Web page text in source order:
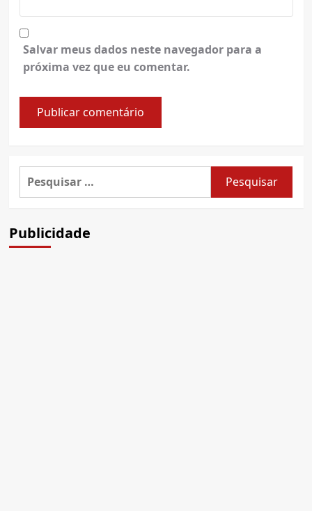
Salvar meus dados neste navegador para a
próxima vez que eu comentar.
Pesquisar
por:
Publicidade